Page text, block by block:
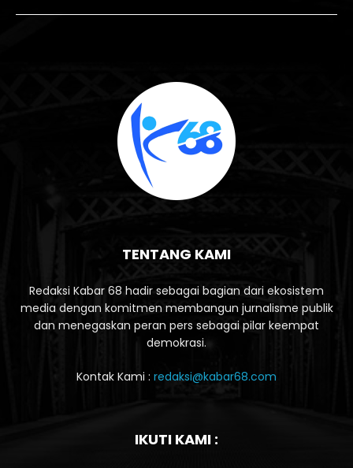
TENTANG KAMI
Redaksi Kabar 68 hadir sebagai bagian dari ekosistem
media dengan komitmen membangun jurnalisme publik
dan menegaskan peran pers sebagai pilar keempat
demokrasi.
Kontak Kami : redaksi@kabar68.com
IKUTI KAMI :